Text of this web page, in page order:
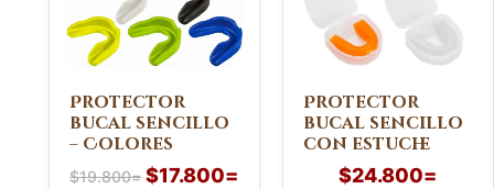
Protector
bucal sencillo
– Colores
$19.800= $17.800=
Las
opciones
pueden
elegir
en
la
Protector
bucal sencillo
con estuche
$24.800=
Las
opciones
pueden
elegir
en